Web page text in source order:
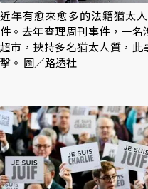
近年有愈來愈多的法籍猶太
件。去年查理周刊事件，一
超市，挾持多名猶太人質，
擊。 圖／路透社